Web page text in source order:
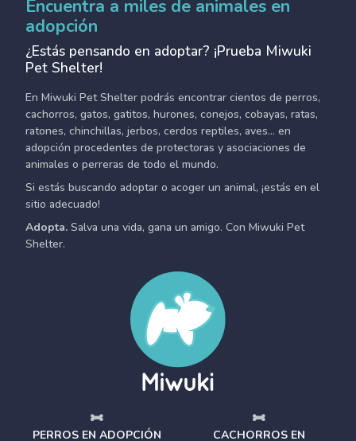
Encuentra a miles de animales en
adopción
¿Estás pensando en adoptar? ¡Prueba Miwuki
Pet Shelter!
En Miwuki Pet Shelter podrás encontrar cientos de perros,
cachorros, gatos, gatitos, hurones, conejos, cobayas, ratas,
ratones, chinchillas, jerbos, cerdos reptiles, aves... en
adopción procedentes de protectoras y asociaciones de
animales o perreras de todo el mundo.
Si estás buscando adoptar o acoger un animal, ¡estás en el
sitio adecuado!
Adopta. Salva una vida, gana un amigo. Con Miwuki Pet
Shelter.
PERROS EN ADOPCIÓN
CACHORROS EN